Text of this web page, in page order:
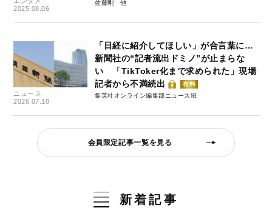
2025.08.06
佐藤剛
ニュース
2026.07.18
「日経に紹介してほしい」が合言葉に…
新聞社の“記者流出ドミノ”が止まらな
い 「TikToker化まで求められた」現場
記者から不満続出
有料
集英社オンライン編集部ニュース班
会員限定記事一覧を見る
新着記事